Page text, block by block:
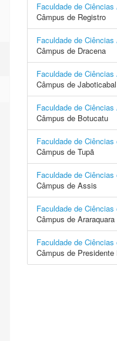
Faculdade de
Câmpus de Registro
Faculdade de
Câmpus de Dracena
Faculdade de
Câmpus de Jaboticabal
Faculdade de Ciências
Câmpus de Botucatu
Faculdade de Ciências
Câmpus de Tupã
Faculdade de Ciências
Câmpus de Assis
Faculdade de Ciências
Câmpus de Araraquara
Faculdade de Ciências
Câmpus de Presidente